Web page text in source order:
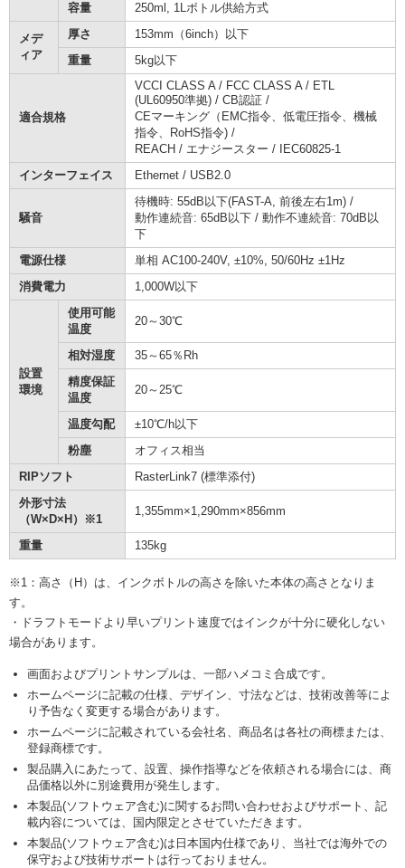
容量
250ml, 1Lボトル供給方式
メデ
ィア
厚さ
153mm（6inch）以下
重量
5kg以下
適合規格
VCCI CLASS A / FCC CLASS A / ETL
(UL60950準拠) / CB認証 /
CEマーキング（EMC指令、低電圧指令、機械
指令、RoHS指令) /
REACH / エナジースター / IEC60825-1
インターフェイス
Ethernet / USB2.0
騒音
待機時: 55dB以下(FAST-A, 前後左右1m) /
動作連続音: 65dB以下 / 動作不連続音: 70dB以
下
電源仕様
単相 AC100-240V, ±10%, 50/60Hz ±1Hz
消費電力
1,000W以下
設置
環境
使用可能
温度
20～30℃
相対湿度
35～65％Rh
精度保証
温度
20～25℃
温度勾配
±10℃/h以下
粉塵
オフィス相当
RIPソフト
RasterLink7 (標準添付)
外形寸法
（W×D×H）※1
1,355mm×1,290mm×856mm
重量 135kg
※1：高さ（H）は、インクボトルの高さを除いた本体の高さとなりま
す。
・ドラフトモードより早いプリント速度ではインクが十分に硬化しない
場合があります。
画面およびプリントサンプルは、一部ハメコミ合成です。
ホームページに記載の仕様、デザイン、寸法などは、技術改善等によ
り予告なく変更する場合があります。
ホームページに記載されている会社名、商品名は各社の商標または、
登録商標です。
製品購入にあたって、設置、操作指導などを依頼される場合には、商
品価格以外に別途費用が発生します。
本製品(ソフトウェア含む)に関するお問い合わせおよびサポート、記
載内容については、国内限定とさせていただきます。
本製品(ソフトウェア含む)は日本国内仕様であり、当社では海外での
保守および技術サポートは行っておりません。